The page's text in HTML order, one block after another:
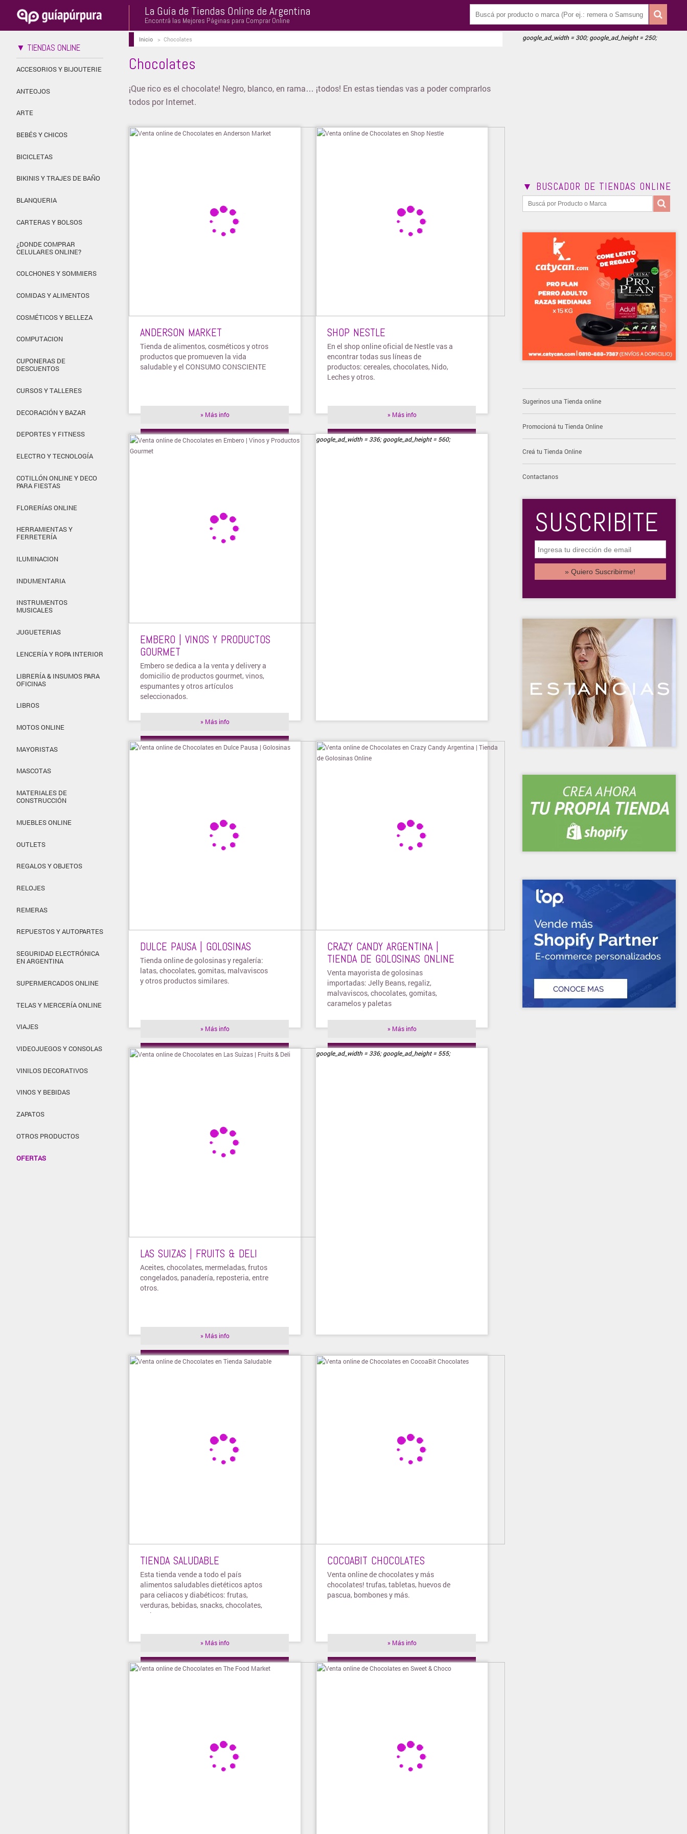
La Guía de Tiendas Online de Argentina
Encontrá las Mejores Páginas para Comprar Online
▼ TIENDAS ONLINE
ACCESORIOS Y BIJOUTERIE
ANTEOJOS
ARTE
BEBÉS Y CHICOS
BICICLETAS
BIKINIS Y TRAJES DE BAÑO
BLANQUERIA
CARTERAS Y BOLSOS
¿DONDE COMPRAR
CELULARES ONLINE?
COLCHONES Y SOMMIERS
COMIDAS Y ALIMENTOS
COSMÉTICOS Y BELLEZA
COMPUTACION
CUPONERAS DE
DESCUENTOS
CURSOS Y TALLERES
DECORACIÓN Y BAZAR
DEPORTES Y FITNESS
ELECTRO Y TECNOLOGÍA
COTILLÓN ONLINE Y DECO
PARA FIESTAS
FLORERÍAS ONLINE
HERRAMIENTAS Y
FERRETERÍA
ILUMINACION
INDUMENTARIA
INSTRUMENTOS
MUSICALES
JUGUETERIAS
LENCERÍA Y ROPA INTERIOR
LIBRERÍA & INSUMOS PARA
OFICINAS
LIBROS
MOTOS ONLINE
MAYORISTAS
MASCOTAS
MATERIALES DE
CONSTRUCCIÓN
MUEBLES ONLINE
OUTLETS
REGALOS Y OBJETOS
RELOJES
REMERAS
REPUESTOS Y AUTOPARTES
SEGURIDAD ELECTRÓNICA
EN ARGENTINA
SUPERMERCADOS ONLINE
TELAS Y MERCERÍA ONLINE
VIAJES
VIDEOJUEGOS Y CONSOLAS
VINILOS DECORATIVOS
VINOS Y BEBIDAS
ZAPATOS
OTROS PRODUCTOS
OFERTAS
Inicio> Chocolates
Chocolates
¡Que rico es el chocolate! Negro, blanco, en rama… ¡todos! En estas tiendas vas a poder comprarlos
todos por Internet.
ANDERSON MARKET
Tienda de alimentos, cosméticos y otros
productos que promueven la vida
saludable y el CONSUMO CONSCIENTE
» Más info
» Visitar tienda
SHOP NESTLE
En el shop online oficial de Nestle vas a
encontrar todas sus líneas de
productos: cereales, chocolates, Nido,
Leches y otros.
» Más info
» Visitar tienda
EMBERO | VINOS Y PRODUCTOS
GOURMET
Embero se dedica a la venta y delivery a
domicilio de productos gourmet, vinos,
espumantes y otros artículos
seleccionados.
» Más info
» Visitar tienda
google_ad_width = 336; google_ad_height = 560;
DULCE PAUSA | GOLOSINAS
Tienda online de golosinas y regalería:
latas, chocolates, gomitas, malvaviscos
y otros productos similares.
» Más info
» Visitar tienda
CRAZY CANDY ARGENTINA |
TIENDA DE GOLOSINAS ONLINE
Venta mayorista de golosinas
importadas: Jelly Beans, regaliz,
malvaviscos, chocolates, gomitas,
caramelos y paletas
» Más info
» Visitar tienda
LAS SUIZAS | FRUITS & DELI
Aceites, chocolates, mermeladas, frutos
congelados, panadería, reposteria, entre
otros.
» Más info
» Visitar tienda
google_ad_width = 336; google_ad_height = 555;
TIENDA SALUDABLE
Esta tienda vende a todo el país
alimentos saludables dietéticos aptos
para celiacos y diabéticos: frutas,
verduras, bebidas, snacks, chocolates,
yerba, entre otros.
» Más info
» Visitar tienda
COCOABIT CHOCOLATES
Venta online de chocolates y más
chocolates! trufas, tabletas, huevos de
pascua, bombones y más.
» Más info
» Visitar tienda
google_ad_width = 300; google_ad_height = 250;
▼ BUSCADOR DE TIENDAS ONLINE
Sugerinos una Tienda online
Promocioná tu Tienda Online
Creá tu Tienda Online
Contactanos
SUSCRIBITE